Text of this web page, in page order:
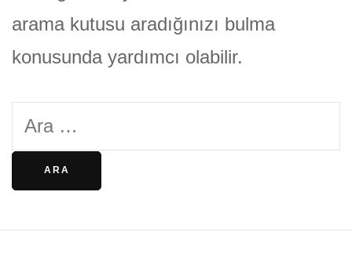
arama kutusu aradığınızı bulma
konusunda yardımcı olabilir.
Arama: